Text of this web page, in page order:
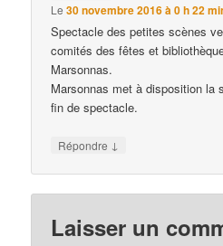
Le30 novembre 2016 à 0 h 22
Spectacle des petites scènes
comités des fêtes et
Marsonnas.
Marsonnas met à disposition la
fin de spectacle.
Répondre ↓
Laisser un